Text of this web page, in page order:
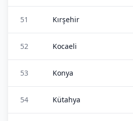
51 Kırşehir
52 Kocaeli
53 Konya
54 Kütahya